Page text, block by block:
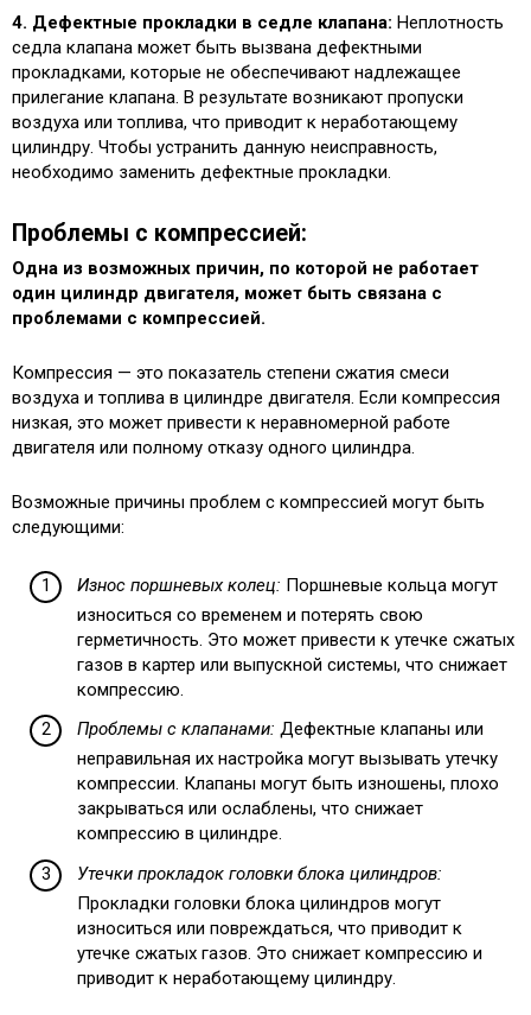
4. Дефектные прокладки в седле клапана: Неплотность
седла клапана может быть вызвана дефектными
прокладками, которые не обеспечивают надлежащее
прилегание клапана. В результате возникают пропуски
воздуха или топлива, что приводит к неработающему
цилиндру. Чтобы устранить данную неисправность,
необходимо заменить дефектные прокладки.
Проблемы с компрессией:
Одна из возможных причин, по которой не работает
один цилиндр двигателя, может быть связана с
проблемами с компрессией.
Компрессия — это показатель степени сжатия смеси
воздуха и топлива в цилиндре двигателя. Если компрессия
низкая, это может привести к неравномерной работе
двигателя или полному отказу одного цилиндра.
Возможные причины проблем с компрессией могут быть
следующими:
Износ поршневых колец: Поршневые кольца могут
износиться со временем и потерять свою
герметичность. Это может привести к утечке сжатых
газов в картер или выпускной системы, что снижает
компрессию.
Проблемы с клапанами: Дефектные клапаны или
неправильная их настройка могут вызывать утечку
компрессии. Клапаны могут быть изношены, плохо
закрываться или ослаблены, что снижает
компрессию в цилиндре.
Утечки прокладок головки блока цилиндров:
Прокладки головки блока цилиндров могут
износиться или повреждаться, что приводит к
утечке сжатых газов. Это снижает компрессию и
приводит к неработающему цилиндру.